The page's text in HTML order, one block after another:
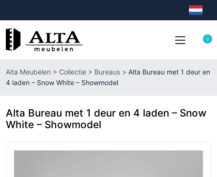
0
Alta Meubelen > Collectie > Bureaus > Alta Bureau met 1 deur en
4 laden – Snow White – Showmodel
Alta Bureau met 1 deur en 4 laden – Snow
White – Showmodel